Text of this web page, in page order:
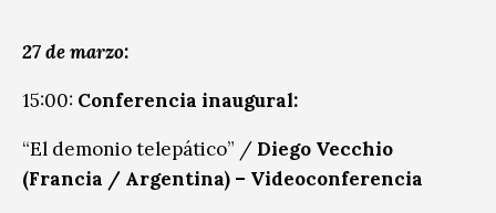
27 de marzo:
15:00: Conferencia inaugural:
“El demonio telepático” / Diego Vecchio
(Francia / Argentina) – Videoconferencia